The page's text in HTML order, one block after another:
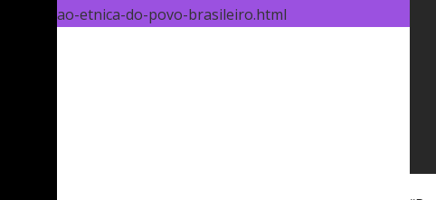
ao-etnica-do-povo-brasileiro.html